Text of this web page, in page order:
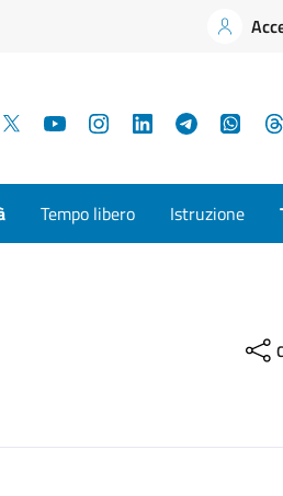
YouTubeInstagramLinkedInTelegram
Tempo libero Istruzione